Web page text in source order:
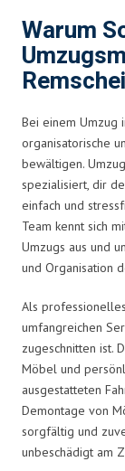
Warum
Bei einem Umzug
organisatorische
bewältigen.
spezialisiert, dir
einfach und
Team kennt sich
Umzugs aus und
und Organisation
Als
umfangreichen
zugeschnitten ist.
Möbel und
ausgestatteten
Demontage von
sorgfältig und
unbeschädigt am